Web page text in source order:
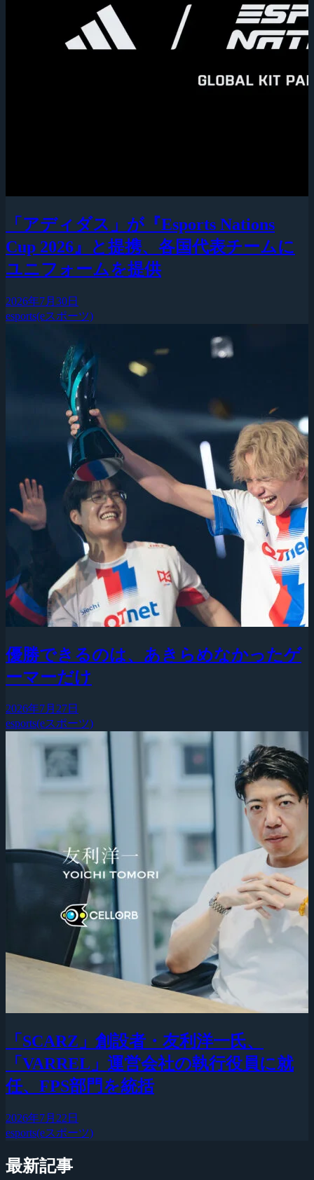
「アディダス」が『Esports Nations
Cup 2026』と提携、各国代表チームに
ユニフォームを提供
2026年7月30日
esports(eスポーツ)
優勝できるのは、あきらめなかったゲ
ーマーだけ
2026年7月27日
esports(eスポーツ)
「SCARZ」創設者・友利洋一氏、
「VARREL」運営会社の執行役員に就
任、FPS部門を統括
2026年7月22日
esports(eスポーツ)
最新記事